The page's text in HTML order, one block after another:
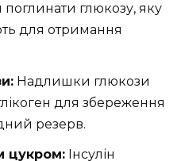
глюкозу, яку
для отримання
Надлишки глюкози
для збереження
резерв.
цукром: Інсулін